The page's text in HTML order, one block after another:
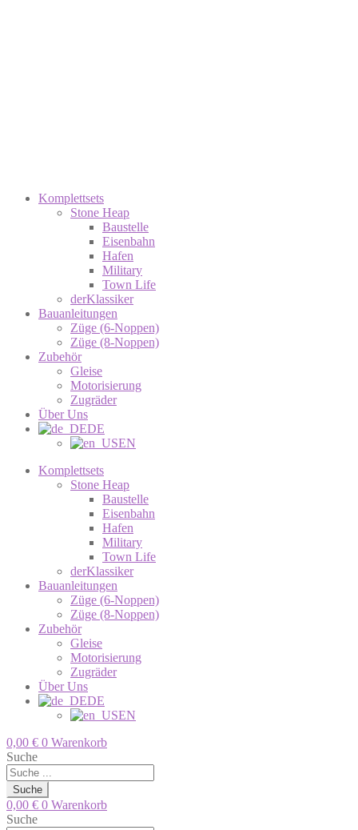
Komplettsets
Stone Heap
Baustelle
Eisenbahn
Hafen
Military
Town Life
derKlassiker
Bauanleitungen
Züge (6-Noppen)
Züge (8-Noppen)
Zubehör
Gleise
Motorisierung
Zugräder
Über Uns
DE
EN
Komplettsets
Stone Heap
Baustelle
Eisenbahn
Hafen
Military
Town Life
derKlassiker
Bauanleitungen
Züge (6-Noppen)
Züge (8-Noppen)
Zubehör
Gleise
Motorisierung
Zugräder
Über Uns
DE
EN
0,00 € 0 Warenkorb
Suche
Suche
0,00 € 0 Warenkorb
Suche